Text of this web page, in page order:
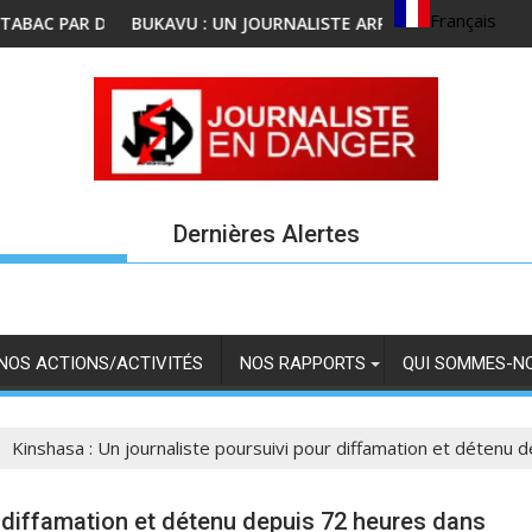
DE LA POLICE
: UN JOURNALISTE ARRETE ET TRANSFERE A GOMA PAR DES
KABINDA : UN
Français
Dernières Alertes
ACTIONS/ACTIVITÉS NOS RAPPORTS QUI SOMMES-
Kinshasa : Un journaliste poursuivi pour diffamation et détenu
et détenu depuis 72 heures dans